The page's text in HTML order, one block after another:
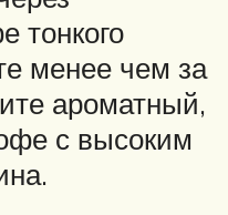
тонкого
менее чем за
ароматный,
с высоким